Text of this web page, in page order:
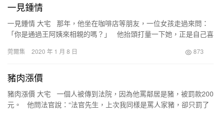
一見鍾情
一見鍾情 大宅 那年，他坐在咖啡店等朋友，一位女孩走過來問：
「你是通過王阿姨來相親的嗎？」 他抬頭打量一下她，正是自己喜
莞爾集 2020 年 1 月 8 日 873
豬肉漲價
豬肉漲價 大宅 一個人被傳到法院，因為他罵鄰居是豬，被罰款200
元。 他問法官說：“法官先生，上次我同樣是罵人家豬，卻只罰了